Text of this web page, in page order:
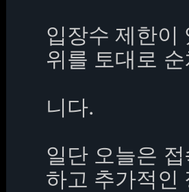
입장수 제한이
위를 토대로
니다.
일단 오늘은
하고 추가적인